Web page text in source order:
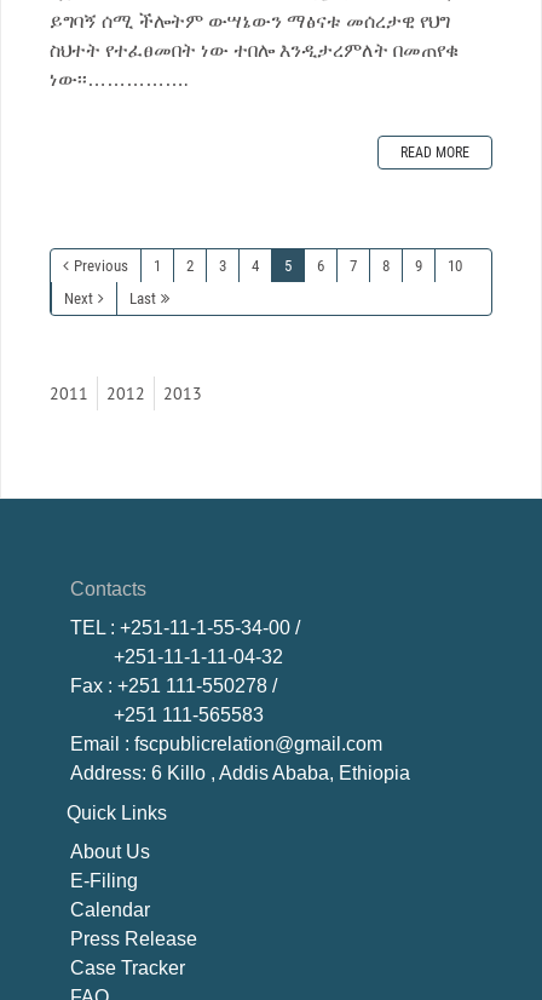
ይግባኝ ሰሚ ችሎትም ውሣኔውን ማፅናቱ መሰረታዊ የህግ
ስህተት የተፈፀመበት ነው ተበሎ እንዲታረምለት በመጠየቁ
ነው፡፡…………….
READ MORE
Previous 1 2 3 4 5 6 7 8 9
10
Next
Last
2011 2012 2013
Contacts
TEL: +251-11-1-55-34-00 /
+251-11-1-11-04-32
Fax : +251 111-550278 /
+251 111-565583
Email : fscpublicrelation@gmail.com
Address: 6 Killo , Addis Ababa, Ethiopia
Quick Links
About Us
E-Filing
Calendar
Press Release
Case Tracker